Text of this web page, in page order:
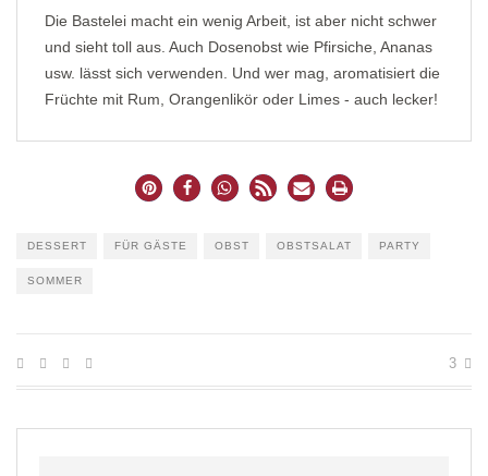
Die Bastelei macht ein wenig Arbeit, ist aber nicht schwer
und sieht toll aus. Auch Dosenobst wie Pfirsiche, Ananas
usw. lässt sich verwenden. Und wer mag, aromatisiert die
Früchte mit Rum, Orangenlikör oder Limes - auch lecker!
DESSERT FÜR GÄSTE OBST OBSTSALAT PARTY
SOMMER
3